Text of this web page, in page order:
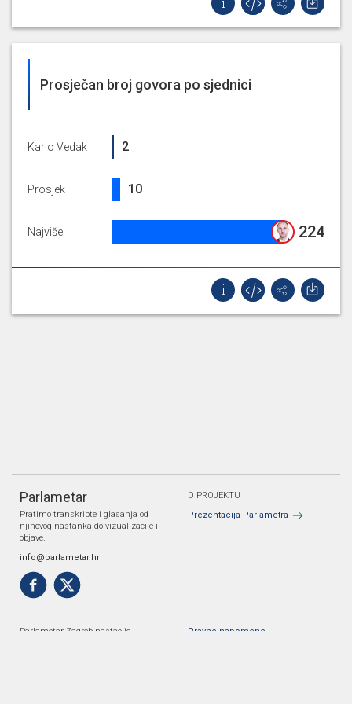
Skupštine, poštovani
gradonačelniče, poštovane
kolegice i kolege, Moram priznat
micanje ove točke na neki način
osuknula. Potpuno mi je jasno
Prosječan broj govora po sjednici
Karlo Vedak
Prosjek
Najviše
2%2
9.909574468085106%
10
224
Parlametar
Pratimo transkripte i glasanja od
njihovog nastanka do vizualizacije i
objave.
info@parlametar.hr
O PROJEKTU
Prezentacija Parlametra
Parlametar Zagreb nastao je u
Pravne napomene